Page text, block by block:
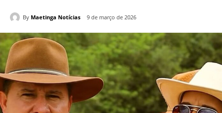
By Maetinga Notícias 9 de março de 2026